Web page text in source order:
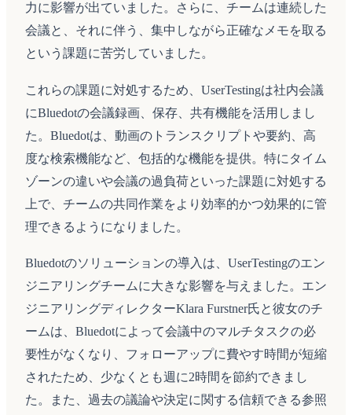
力に影響が出ていました。さらに、チームは連続した
会議と、それに伴う、集中しながら正確なメモを取る
という課題に苦労していました。
これらの課題に対処するため、UserTestingは社内会議
にBluedotの会議録画、保存、共有機能を活用しまし
た。Bluedotは、動画のトランスクリプトや要約、高
度な検索機能など、包括的な機能を提供。特にタイム
ゾーンの違いや会議の過負荷といった課題に対処する
上で、チームの共同作業をより効率的かつ効果的に管
理できるようになりました。
Bluedotのソリューションの導入は、UserTestingのエン
ジニアリングチームに大きな影響を与えました。エン
ジニアリングディレクターKlara Furstner氏と彼女のチ
ームは、Bluedotによって会議中のマルチタスクの必
要性がなくなり、フォローアップに費やす時間が短縮
されたため、少なくとも週に2時間を節約できまし
た。また、過去の議論や決定に関する信頼できる参照